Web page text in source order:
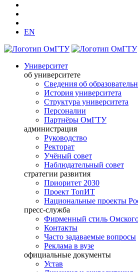
EN
Университет
об университете
Сведения об
История университета
Структура университета
Персоналии
Партнёры ОмГТУ
администрация
Руководство
Ректорат
Учёный совет
Наблюдательный совет
стратегии развития
Приоритет 2030
Проект ТопИТ
Национальные проекты
пресс-служба
Фирменный стиль
Контакты
Часто задаваемые вопросы
Реклама в вузе
официальные документы
Устав